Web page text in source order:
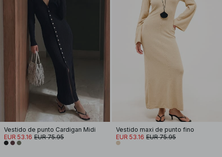
Vestido de punto Cardigan Midi
EUR 53.16 EUR 75.95
Vestido maxi de punto fino
EUR 53.16 EUR 75.95